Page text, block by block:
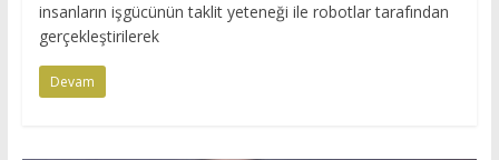
insanların işgücünün taklit yeteneği ile robotlar tarafından
gerçekleştirilerek
Devam